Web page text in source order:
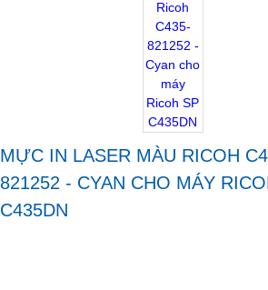
MỰC IN LASER MÀU RICOH
821252 - CYAN CHO MÁY
C435DN